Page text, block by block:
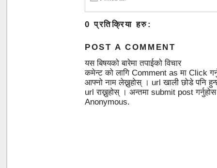
0 प्रतिक्रिया हरु:
POST A COMMENT
यस बिषयको बारेमा तपाईको विचार
कमेन्ट को लागि Comment as मा Click
आफ्नो नाम लेख्नुहोस् । url खाली छोडे पनि
url राख्नुहोस् । अन्तमा submit post
Anonymous.